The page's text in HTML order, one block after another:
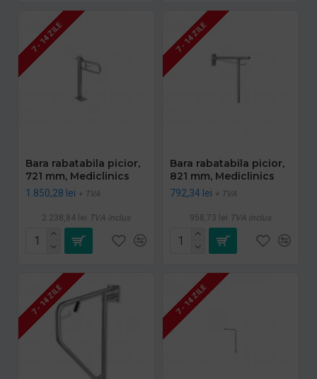
7 - 14 ZILE
Bara rabatabila picior,
721 mm, Mediclinics
1.850,28 lei + TVA
2.238,84 lei TVA inclus
7 - 14 ZILE
Bara rabatabila picior,
821 mm, Mediclinics
792,34 lei + TVA
958,73 lei TVA inclus
7 - 14 ZILE 7 - 14 ZILE